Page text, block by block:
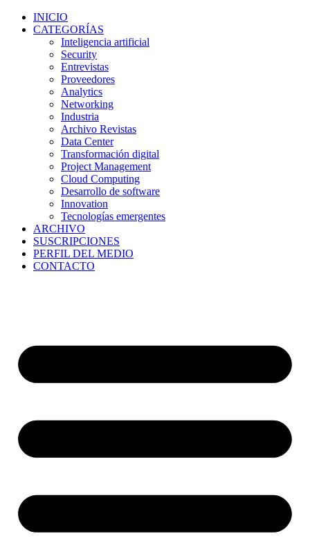
INICIO
CATEGORÍAS
Inteligencia artificial
Security
Entrevistas
Proveedores
Analytics
Networking
Industria
Archivo Revistas
Data Center
Transformación digital
Project Management
Cloud Computing
Desarrollo de software
Innovation
Tecnologías emergentes
ARCHIVO
SUSCRIPCIONES
PERFIL DEL MEDIO
CONTACTO